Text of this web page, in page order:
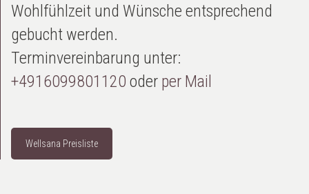
Wohlfühlzeit und Wünsche entsprechend
gebucht werden.
Terminvereinbarung unter:
+4916099801120 oder per Mail
Wellsana Preisliste